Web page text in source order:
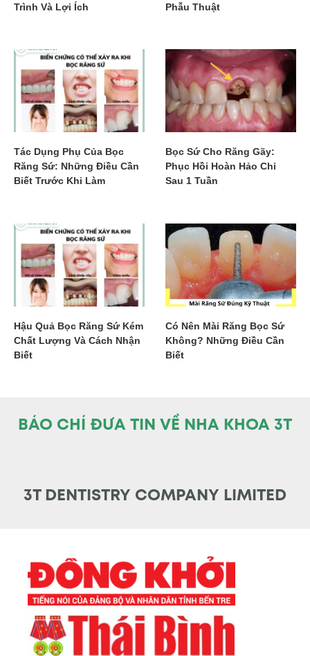
Trình Và Lợi Ích
Phẫu Thuật
Tác Dụng Phụ Của Bọc
Răng Sứ: Những Điều Cần
Biết Trước Khi Làm
Bọc Sứ Cho Răng Gãy:
Phục Hồi Hoàn Hảo Chỉ
Sau 1 Tuần
Hậu Quả Bọc Răng Sứ Kém
Chất Lượng Và Cách Nhận
Biết
Có Nên Mài Răng Bọc Sứ
Không? Những Điều Cần
Biết
BÁO CHÍ ĐƯA TIN VỀ NHA KHOA 3T
3T DENTISTRY COMPANY LIMITED